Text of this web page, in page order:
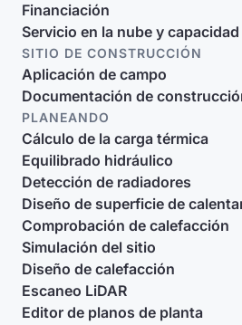
Financiación
Servicio en la nube y
SITIO DE CONSTRUCCIÓN
Aplicación de campo
Documentación de
PLANEANDO
Cálculo de la carga térmica
Equilibrado hidráulico
Detección de radiadores
Diseño de superficie de
Comprobación de calefacción
Simulación del sitio
Diseño de calefacción
Escaneo LiDAR
Editor de planos de planta